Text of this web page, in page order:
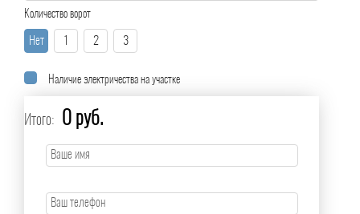
Количество ворот
Нет 2 3
Наличие электричества на участке
Итого: 0 руб.